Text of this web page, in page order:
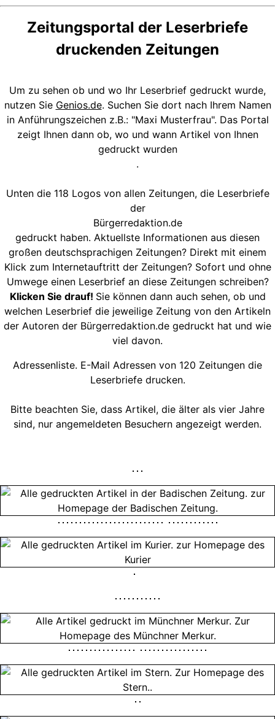
Zeitungsportal der Leserbriefe
druckenden Zeitungen
Um zu sehen ob und wo Ihr Leserbrief gedruckt wurde,
nutzen Sie Genios.de. Suchen Sie dort nach Ihrem Namen
in Anführungszeichen z.B.: "Maxi Musterfrau". Das Portal
zeigt Ihnen dann ob, wo und wann Artikel von Ihnen
gedruckt wurden
.
Unten die 118 Logos von allen Zeitungen, die Leserbriefe
der
Bürgerredaktion.de
gedruckt haben. Aktuellste Informationen aus diesen
großen deutschsprachigen Zeitungen? Direkt mit einem
Klick zum Internetauftritt der Zeitungen? Sofort und ohne
Umwege einen Leserbrief an diese Zeitungen schreiben?
Klicken Sie drauf! Sie können dann auch sehen, ob und
welchen Leserbrief die jeweilige Zeitung von den Artikeln
der Autoren der Bürgerredaktion.de gedruckt hat und wie
viel davon.
Adressenliste. E-Mail Adressen von 120 Zeitungen die
Leserbriefe drucken.
Bitte beachten Sie, dass Artikel, die älter als vier Jahre
sind, nur angemeldeten Besuchern angezeigt werden.